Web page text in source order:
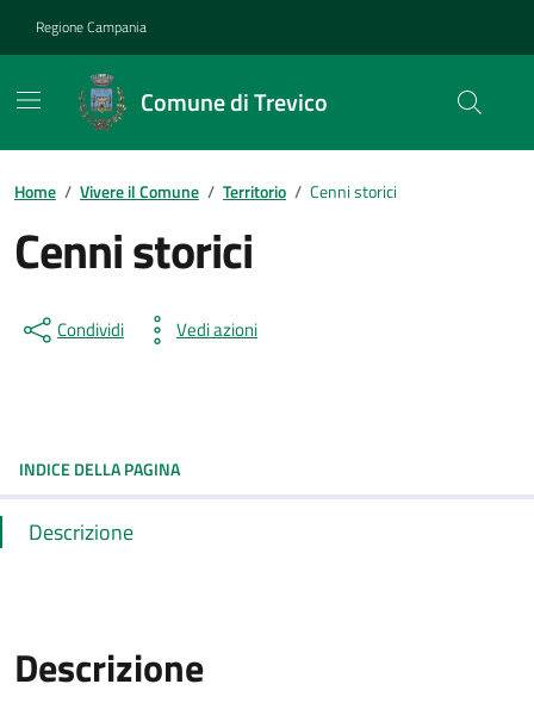
Regione Campania
Comune di Trevico
Home / Vivere il Comune / Territorio / Cenni storici
Cenni storici
Condividi Vedi azioni
INDICE DELLA PAGINA
Descrizione
Descrizione